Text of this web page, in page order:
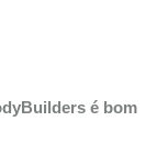
é bom